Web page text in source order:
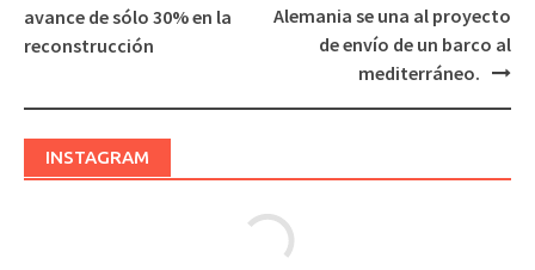
Post
navigation
avance de sólo 30% en la
reconstrucción
Alemania se una al proyecto
de envío de un barco al
mediterráneo.
INSTAGRAM